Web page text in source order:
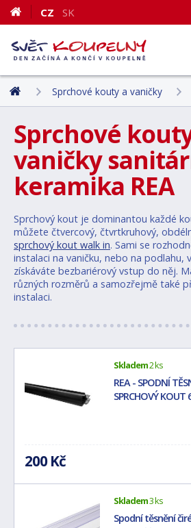
CZ SK
Sprchové kouty a vaničky
Sprchové
vaničky
keramika REA
Sprchový kout je dominantou každé
můžete čtvercový, čtvrtkruhový,
sprchový kout walk in. Sami se
instalaci na vaničku, nebo na podlahu,
získáváte bezbariérový vstup do něj.
různých rozměrů a samozřejmě také
instalaci.
Skladem2 ks
REA - SPODNÍ
SPRCHOVÝ KOUT
200 Kč
Skladem3 ks
Spodní těsnění